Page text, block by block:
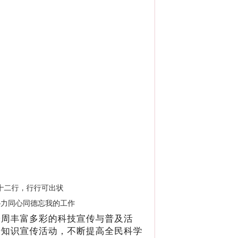
二行，行行可出状
同心同德忘我的工作
丰富多彩的科技宣传与普及活
识宣传活动，不断提高全民科学